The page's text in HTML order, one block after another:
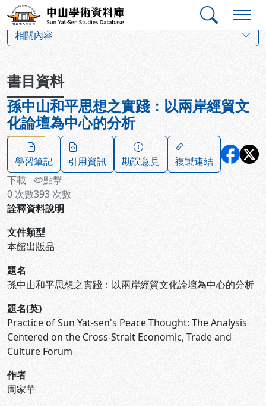
跳到主要內容
中山學術資料庫
相關內容
書目資料
孫中山和平思想之實踐：以兩岸經貿文
化論壇為中心的分析
學習筆記 引用資訊 勘誤意見
複製連結
下載
0 次數
點擊
393 次數
詮釋資料說明
文件類型
本館出版品
題名
孫中山和平思想之實踐：以兩岸經貿文化論壇為中心的分析
題名(英)
Practice of Sun Yat-sen's Peace Thought: The Analysis
Centered on the Cross-Strait Economic, Trade and
Culture Forum
作者
周家華